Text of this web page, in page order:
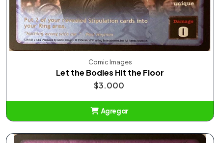
Comic Images
Let the Bodies Hit the Floor
$3.000
Agregar